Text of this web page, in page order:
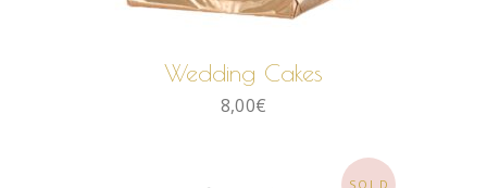
LIRE LA SUITE
Wedding Cakes
8,00€
SOLD